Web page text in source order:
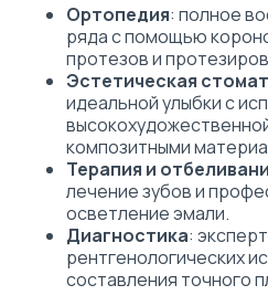
Ортопедия: полное
ряда с помощью
протезов и
Эстетическая
идеальной улыбки с
композитными
Терапия и
лечение зубов и
осветление эмали.
Диагностика:
рентгенологических
составления точного